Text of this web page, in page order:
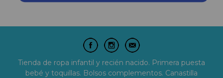
Tienda de ropa infantil y recién nacido. Primera puesta
bebé y toquillas. Bolsos complementos. Canastilla